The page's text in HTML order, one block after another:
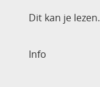
Dit kan je lezen.
Info